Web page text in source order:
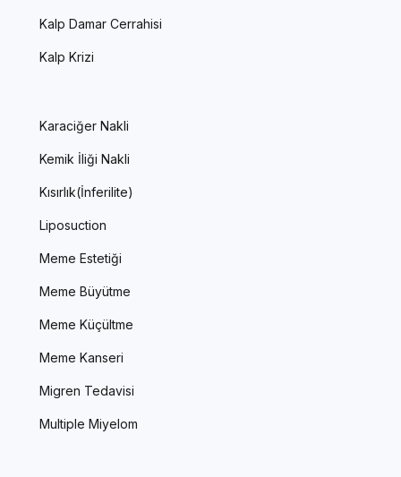
Kalp Damar Cerrahisi
Kalp Krizi
Karaciğer Nakli
Kemik İliği Nakli
Kısırlık(İnferilite)
Liposuction
Meme Estetiği
Meme Büyütme
Meme Küçültme
Meme Kanseri
Migren Tedavisi
Multiple Miyelom